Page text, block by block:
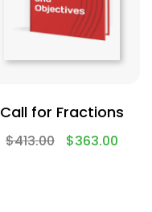
Call for Fractions
$413.00 $363.00